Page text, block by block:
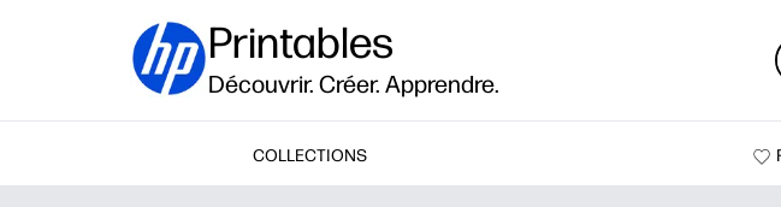
Printables
Découvrir. Créer. Apprendre.
COLLECTIONS